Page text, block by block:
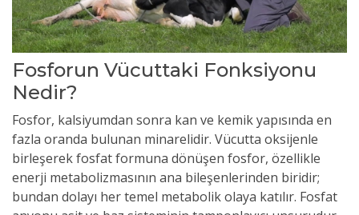
Fosforun Vücuttaki Fonksiyonu
Nedir?
Fosfor, kalsiyumdan sonra kan ve kemik yapısında en
fazla oranda bulunan minarelidir. Vücutta oksijenle
birleşerek fosfat formuna dönüşen fosfor, özellikle
enerji metabolizmasının ana bileşenlerinden biridir;
bundan dolayı her temel metabolik olaya katılır. Fosfat